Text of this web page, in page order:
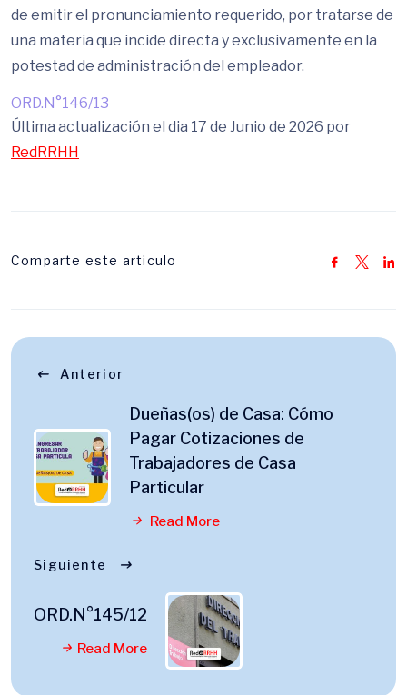
de emitir el pronunciamiento requerido, por tratarse de
una materia que incide directa y exclusivamente en la
potestad de administración del empleador.
ORD.N°146/13
Última actualización el dia 17 de Junio de 2026 por
RedRRHH
Comparte este articulo
Anterior
Dueñas(os) de Casa: Cómo
Pagar Cotizaciones de
Trabajadores de Casa
Particular
Read More
Siguiente
ORD.N°145/12
Read More